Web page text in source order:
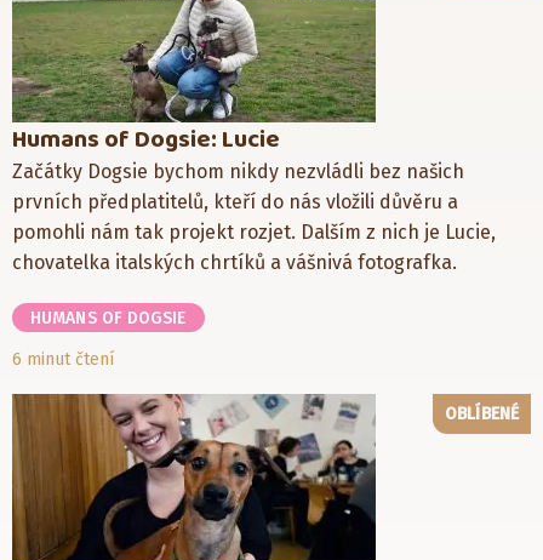
Humans of Dogsie: Lucie
Začátky Dogsie bychom nikdy nezvládli bez našich
prvních předplatitelů, kteří do nás vložili důvěru a
pomohli nám tak projekt rozjet. Dalším z nich je Lucie,
chovatelka italských chrtíků a vášnivá fotografka.
HUMANS OF DOGSIE
6 minut čtení
OBLÍBENÉ